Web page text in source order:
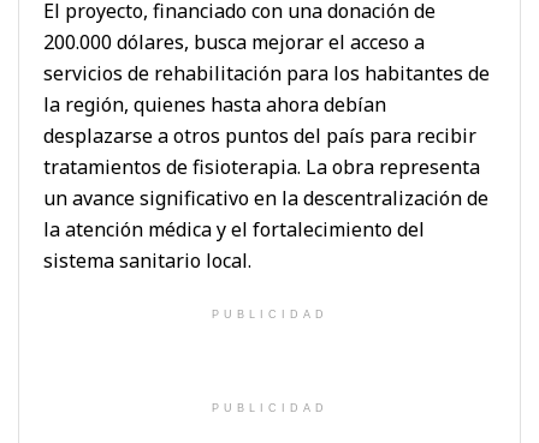
El proyecto, financiado con una donación de
200.000 dólares, busca mejorar el acceso a
servicios de rehabilitación para los habitantes de
la región, quienes hasta ahora debían
desplazarse a otros puntos del país para recibir
tratamientos de fisioterapia. La obra representa
un avance significativo en la descentralización de
la atención médica y el fortalecimiento del
sistema sanitario local.
PUBLICIDAD
PUBLICIDAD